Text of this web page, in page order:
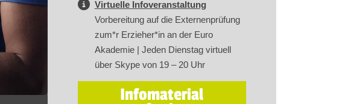
Virtuelle Infoveranstaltung
Vorbereitung auf die Externenprüfung
zum*r Erzieher*in an der Euro
Akademie | Jeden Dienstag virtuell
über Skype von 19 – 20 Uhr
Infomaterial